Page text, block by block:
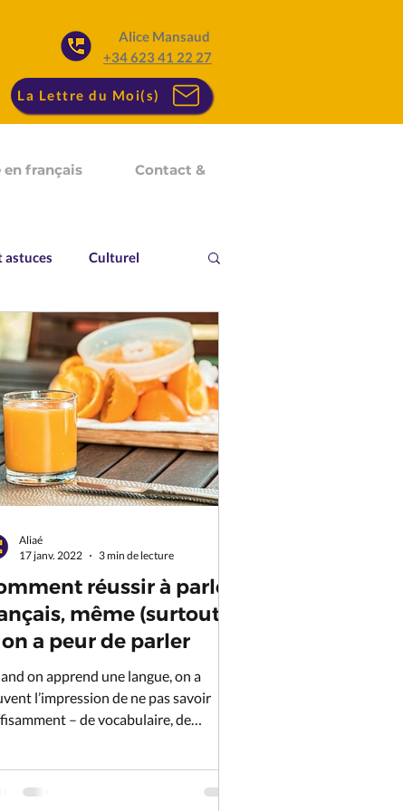
Alice Mansaud
+34 623 41 22 27
La Lettre du Moi(s)
en français Contact &
astuces Culturel
réussir à parler
même (surtout !)
a peur de parler
on apprend une langue, on a
l’impression de ne pas savoir
– de vocabulaire, de
Aliaé
17 janv. 2022
3 min de lecture